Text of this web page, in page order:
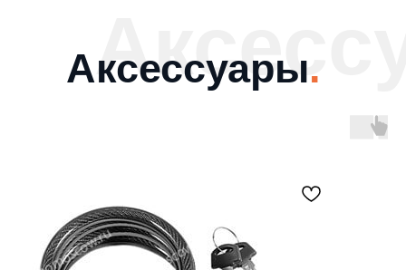
Аксессуары.